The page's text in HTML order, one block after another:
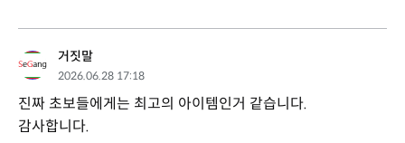
거짓말
2026.06.28 17:18
진짜 초보들에게는 최고의 아이템인거 같습니다.
감사합니다.